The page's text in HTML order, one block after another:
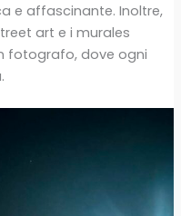
e affascinante. Inoltre,
art e i murales
fotografo, dove ogni